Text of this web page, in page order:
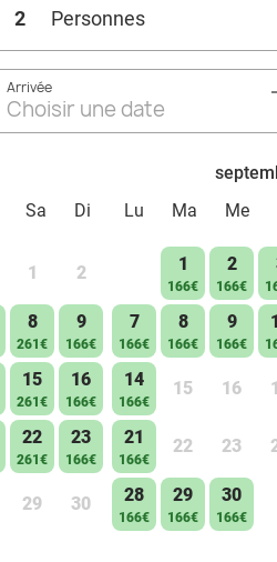
2 Personnes
Arrivée
Choisir une date
Sa Di
1 2
8
261€
9
166€
15
261€
16
166€
22
261€
23
166€
29 30
Lu
Ma Me
1
166€
2
166€
7
166€
8
166€
9
166€
14
166€
15 16
21
166€
22 23
28
166€
29
166€
30
166€